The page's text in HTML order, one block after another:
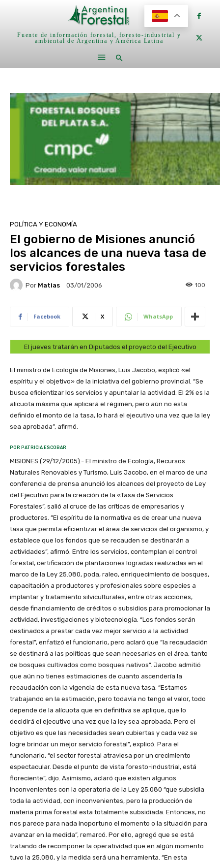
Fuente de información forestal, foresto-industrial y
ambiental de Argentina y América Latina
POLÍTICA Y ECONOMÍA
El gobierno de Misiones anunció
los alcances de una nueva tasa de
servicios forestales
Por Matias 03/01/2006 100
Facebook X WhatsApp
El jueves tratarán en Diputados el proyecto del Ejecutivo
El ministro de Ecología de Misiones, Luis Jacobo, explicó «el
espíritu y el objetivo» de la iniciativa del gobierno provincial. “Se
busca eficientizar los servicios y apuntalar la actividad. El 2% es la
alícuota máxima que aplicará el régimen, pero aún no esta
definido el monto de la tasa, lo hará el ejecutivo una vez que la ley
sea aprobada”, afirmó.
POR PATRICIA ESCOBAR
MISIONES (29/12/2005).- El ministro de Ecología, Recursos
Naturales Renovables y Turismo, Luis Jacobo, en el marco de una
conferencia de prensa anunció los alcances del proyecto de Ley
del Ejecutivo para la creación de la «Tasa de Servicios
Forestales”, salió al cruce de las críticas de empresarios y
productores. ”El espíritu de la normativa es de crear una nueva
tasa que permita eficientizar el área de servicios del organismo, y
establece que los fondos que se recauden se destinarán a
actividades”, afirmó. Entre los servicios, contemplan el control
forestal, certificación de plantaciones logradas realizadas en el
marco de la Ley 25.080, poda, raleo, enriquecimiento de bosques,
capacitación a productores y profesionales sobre especies a
implantar y tratamiento silviculturales, entre otras acciones,
desde financiamiento de créditos o subsidios para promocionar la
actividad, investigaciones y biotecnología. “Los fondos serán
destinados a prestar cada vez mejor servicio a la actividad
forestal”, enfatizó el funcionario, pero aclaró que “la recaudación
se destinará a las políticas que sean necesarias en el área, tanto
de bosques cultivados como bosques nativos”. Jacobo admitió
que aún no tienes estimaciones de cuanto ascendería la
recaudación con la vigencia de esta nueva tasa. “Estamos
trabajando en la estimación, pero todavía no tengo el valor, todo
depende de la alícuota que en definitiva se aplique, que lo
decidirá el ejecutivo una vez que la ley sea aprobada. Pero el
objetivo es que las necesidades sean cubiertas y cada vez se
logre brindar un mejor servicio forestal”, explicó. Para el
funcionario, “el sector forestal atraviesa por un crecimiento
espectacular. Desde el punto de vista foresto-industrial, está
floreciente”, dijo. Asimismo, aclaró que existen algunos
inconvenientes con la operatoria de la Ley 25.080 “que subsidia
toda la actividad, con inconvenientes, pero la producción de
materia prima forestal esta totalmente subsidiada. Entonces, no
nos parece para nada inoportuno el momento o la situación para
avanzar en la medida”, remarcó. Por ello, agregó que se está
tratando de recomponer la operatividad que en algún momento
tuvo la 25.080, y la medida será una herramienta. “En esta